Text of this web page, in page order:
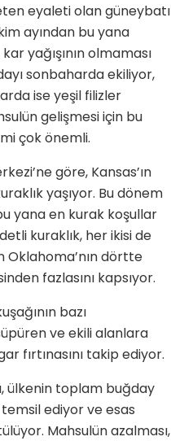
eyaleti olan güneybatı
ayından bu yana
yağışının olmaması
sonbaharda ekiliyor,
ise yeşil filizler
gelişmesi için bu
çok önemli.
göre, Kansas’ın
yaşıyor. Bu dönem
yana en kurak koşullar
kuraklık, her ikisi de
Oklahoma’nın dörtte
fazlasını kapsıyor.
bazı
ve ekili alanlara
fırtınasını takip ediyor.
ülkenin toplam buğday
temsil ediyor ve esas
Mahsulün azalması,